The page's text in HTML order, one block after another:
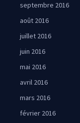
septembre 2016
août 2016
juillet 2016
juin 2016
mai 2016
avril 2016
mars 2016
février 2016